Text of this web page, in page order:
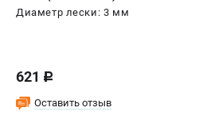
Диаметр лески: 3 мм
621 c
Оставить отзыв